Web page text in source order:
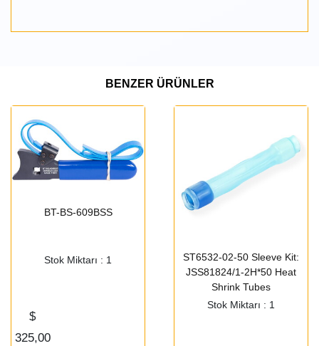
BENZER ÜRÜNLER
BT-BS-609BSS
Stok Miktarı : 1
$
325,00
ST6532-02-50 Sleeve Kit:
JSS81824/1-2H*50 Heat
Shrink Tubes
Stok Miktarı : 1